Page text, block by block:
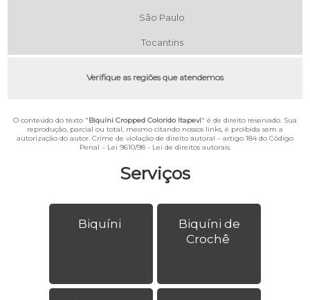
Serviços
Biquíni
Biquíni de
Crochê
São Paulo
Tocantins
Verifique as regiões que atendemos
O conteúdo do texto "Biquíni Cropped Colorido Itapevi" é de direito reservado. Sua
reprodução, parcial ou total, mesmo citando nossos links, é proibida sem a
autorização do autor. Crime de violação de direito autoral – artigo 184 do Código
Penal – Lei 9610/98 - Lei de direitos autorais.